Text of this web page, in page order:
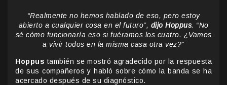
“Realmente no hemos hablado de eso, pero estoy
abierto a cualquier cosa en el futuro”, dijo Hoppus. “No
sé cómo funcionaría eso si fuéramos los cuatro. ¿Vamos
a vivir todos en la misma casa otra vez?”
Hoppus también se mostró agradecido por la respuesta
de sus compañeros y habló sobre cómo la banda se ha
acercado después de su diagnóstico.